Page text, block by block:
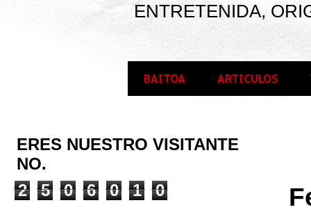
ENTRETENIDA,
BAITOA ARTICULOS
ERES NUESTRO VISITANTE
NO.
2
5 0 6 0 1
0